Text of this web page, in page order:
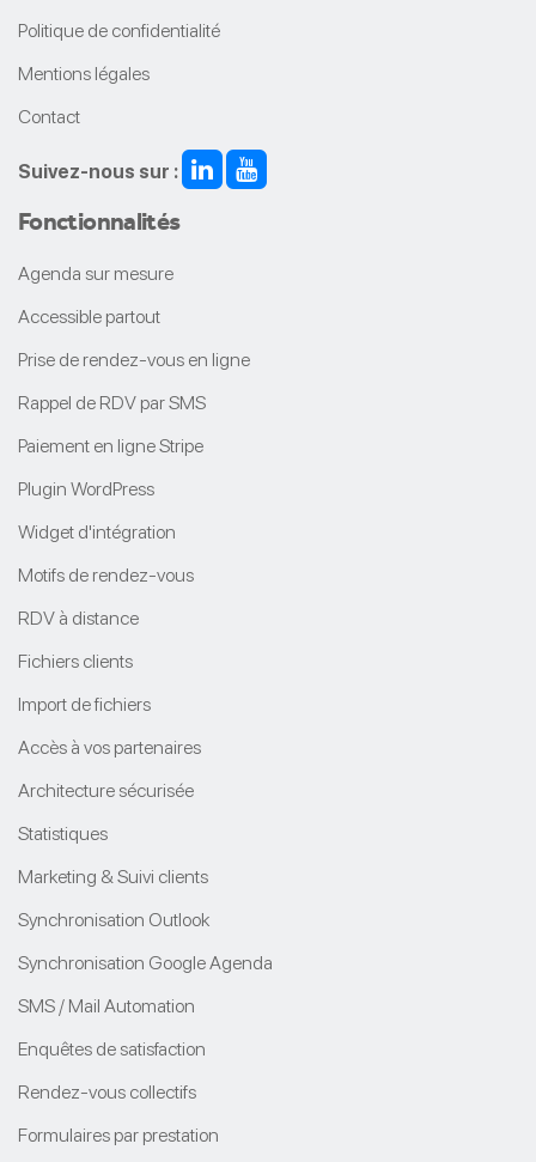
Politique de confidentialité
Mentions légales
Contact
Suivez-nous sur :
Fonctionnalités
Agenda sur mesure
Accessible partout
Prise de rendez-vous en ligne
Rappel de RDV par SMS
Paiement en ligne Stripe
Plugin WordPress
Widget d'intégration
Motifs de rendez-vous
RDV à distance
Fichiers clients
Import de fichiers
Accès à vos partenaires
Architecture sécurisée
Statistiques
Marketing & Suivi clients
Synchronisation Outlook
Synchronisation Google Agenda
SMS / Mail Automation
Enquêtes de satisfaction
Rendez-vous collectifs
Formulaires par prestation